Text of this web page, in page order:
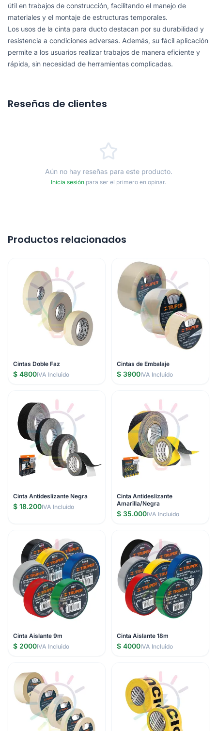
útil en trabajos de construcción, facilitando el manejo de
materiales y el montaje de estructuras temporales.
Los usos de la cinta para ducto destacan por su durabilidad y
resistencia a condiciones adversas. Además, su fácil aplicación
permite a los usuarios realizar trabajos de manera eficiente y
rápida, sin necesidad de herramientas complicadas.
Reseñas de clientes
Aún no hay reseñas para este producto.
Inicia sesión para ser el primero en opinar.
Productos relacionados
Cintas Doble Faz
$ 4800IVA Incluido
Cintas de Embalaje
$ 3900IVA Incluido
Cinta Antideslizante Negra
$ 18.200IVA Incluido
Cinta Antideslizante
Amarilla/Negra
$ 35.000IVA Incluido
Cinta Aislante 9m
$ 2000IVA Incluido
Cinta Aislante 18m
$ 4000IVA Incluido